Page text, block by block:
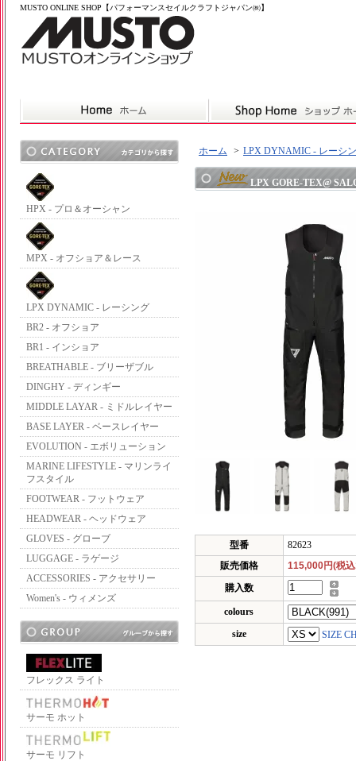
MUSTO ONLINE SHOP【パフォーマンスセイルクラフトジャパン㈱】
HPX - プロ＆オーシャン
MPX - オフショア＆レース
LPX DYNAMIC - レーシング
BR2 - オフショア
BR1 - インショア
BREATHABLE - ブリーザブル
DINGHY - ディンギー
MIDDLE LAYAR - ミドルレイヤー
BASE LAYER - ベースレイヤー
EVOLUTION - エボリューション
MARINE LIFESTYLE - マリンライ
フスタイル
FOOTWEAR - フットウェア
HEADWEAR - ヘッドウェア
GLOVES - グローブ
LUGGAGE - ラゲージ
ACCESSORIES - アクセサリー
Women's - ウィメンズ
フレックス ライト
サーモ ホット
サーモ リフト
ホーム > LPX DYNAMIC - レーシ
LPX GORE-TEX@
型番
82623
販売価格
115,000円(税
購入数
colours
size
SIZE